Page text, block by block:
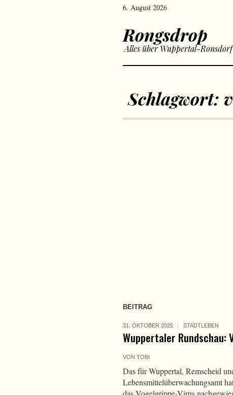
6. August 2026
Rongsdrop
Alles über Wuppertal-Ronsdorf
Schlagwort:
BEITRAG
31. OKTOBER 2025 STADTLEBEN
Wuppertaler
VON TOBI
Das für Wuppertal, Remscheid
Lebensmittelüberwachungsamt